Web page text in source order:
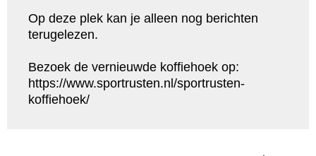
Op deze plek kan je alleen nog berichten
terugelezen.
Bezoek de vernieuwde koffiehoek op:
https://www.sportrusten.nl/sportrusten-
koffiehoek/